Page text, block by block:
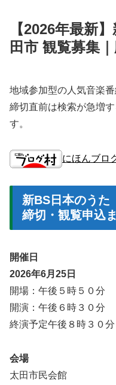
【2026年最新
田市 観覧募集
地域参加型の人気音楽
締切直前は検索が急増
す。
にほんブロ
新BS日本のう
締切・観覧申込
開催日
2026年6月25日
開場：午後５時５０分
開演：午後６時３０分
終演予定午後８時３０分
会場
太田市民会館